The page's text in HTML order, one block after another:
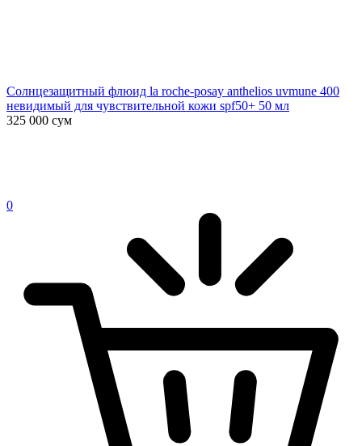
Солнцезащитный флюид la roche-posay anthelios uvmune 400
невидимый для чувствительной кожи spf50+ 50 мл
325 000 сум
0